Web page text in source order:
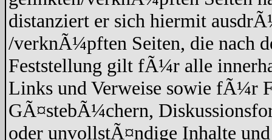
distanziert er sich hiermit
/verknÃ¼pften Seiten, die nach
Feststellung gilt fÃ¼r alle
Links und Verweise sowie fÃ¼r
GÃ¤stebÃ¼chern,
oder unvollstÃ¤ndige Inhalte